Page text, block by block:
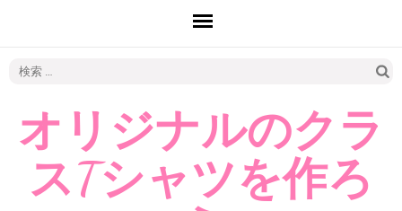
オリジナルのクラ
スTシャツを作ろ